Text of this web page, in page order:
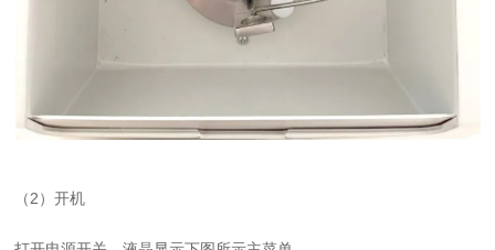
（2）开机